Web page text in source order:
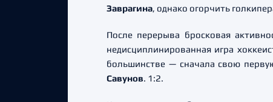
Заврагина, однако огорчить
После перерыва бросковая
недисциплинированная игра
большинстве — сначала свою
Савунов. 1:2.